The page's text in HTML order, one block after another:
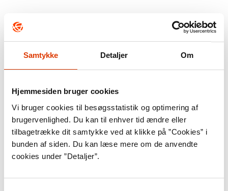
Samtykke Detaljer Om
Hjemmesiden bruger cookies
Vi bruger cookies til besøgsstatistik og optimering af
brugervenlighed. Du kan til enhver tid ændre eller
tilbagetrække dit samtykke ved at klikke på ”Cookies” i
bunden af siden. Du kan læse mere om de anvendte
cookies under ”Detaljer”.